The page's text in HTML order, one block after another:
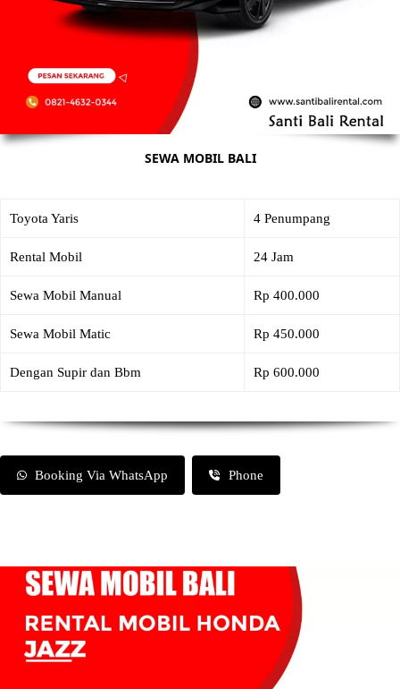
SEWA MOBIL BALI
Toyota Yaris 4 Penumpang
Rental Mobil 24 Jam
Sewa Mobil Manual Rp 400.000
Sewa Mobil Matic Rp 450.000
Dengan Supir dan Bbm Rp 600.000
Booking Via WhatsApp Phone